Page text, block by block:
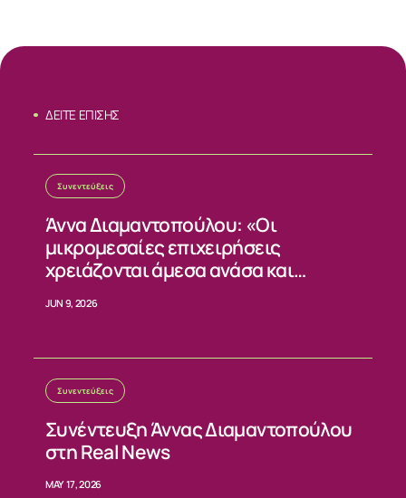
ΔΕΙΤΕ ΕΠΙΣΗΣ
Συνεντεύξεις
Άννα Διαμαντοπούλου: «Οι
μικρομεσαίες επιχειρήσεις
χρειάζονται άμεσα ανάσα και
JUN 9, 2026
Συνεντεύξεις
Συνέντευξη Άννας Διαμαντοπούλου
στη Real News
MAY 17, 2026